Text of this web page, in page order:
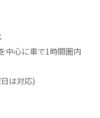
中心に車で1時間圏内
は対応)